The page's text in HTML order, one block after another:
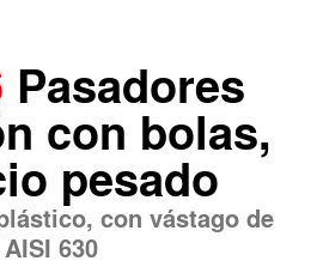
Pasadores
con bolas,
pesado
con vástago de
630